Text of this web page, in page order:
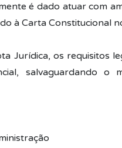
é dado atuar com
à Carta Constitucional
Jurídica, os requisitos
salvaguardando o